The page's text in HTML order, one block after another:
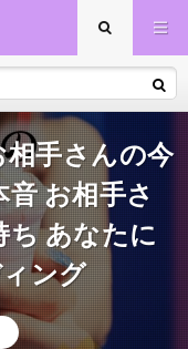
手さんの今
お相手さ
あなたに
ング